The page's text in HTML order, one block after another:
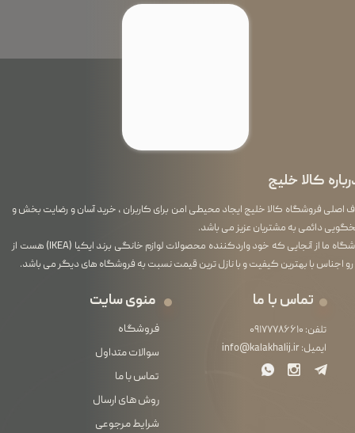
کالا خلیج
اصلی فروشگاه کالا خلیج ایجاد محیطی امن برای کاربران ، خرید آسان و رضایت بخش و
دائمی به مشتریان عزیز می باشد.
فروشگاه ما از آنجایی که خود واردکننده محصولات لوازم خانگی برند ایکیا (IKEA) هست از
رو اجناس با بهترین کیفیت و با نازل ترین قیمت نسبت به فروشگاه های دیگر می باشد.
منوی سایت
فروشگاه
سوالات متداول
تماس با ما
روش های ارسال
شرایط مرجوعی
تماس با ما
تلفن: ۰۹۱۷۷۷۸۶۶۱۰
ایمیل:info@kalakhalij.ir